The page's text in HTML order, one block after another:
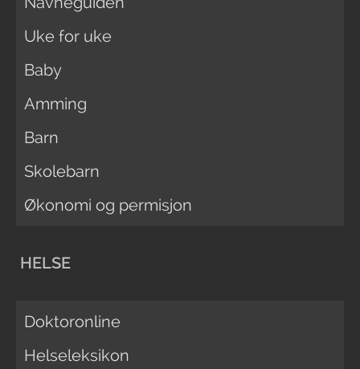
Uke for uke
Baby
Amming
Barn
Skolebarn
Økonomi og permisjon
HELSE
Doktoronline
Helseleksikon